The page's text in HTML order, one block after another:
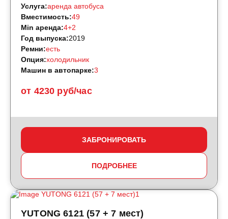
от 4230 руб/час
Услуга:аренда автобуса
Вместимость:49
Min аренда:4+2
Год выпуска:2019
Ремни:есть
Опция:холодильник
Машин в автопарке:3
ЗАБРОНИРОВАТЬ
ПОДРОБНЕЕ
YUTONG 6121 (57 + 7 мест)